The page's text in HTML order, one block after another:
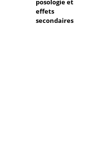
posologie et
effets
secondaires